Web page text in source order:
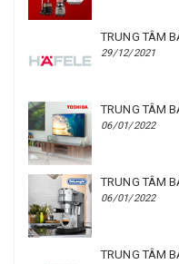
TRUNG TÂM
29/12/2021
TRUNG TÂM
06/01/2022
TRUNG TÂM
06/01/2022
TRUNG TÂM